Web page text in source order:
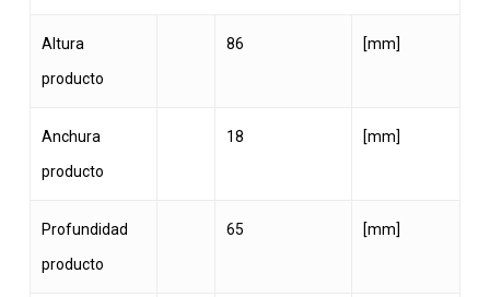
Altura
producto
86 [mm]
Anchura
producto
18 [mm]
Profundidad
producto
65 [mm]